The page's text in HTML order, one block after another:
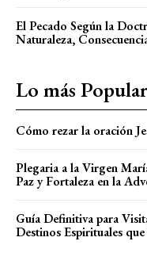
El Pecado Según la
Naturaleza,
Lo más Popular
Cómo rezar la oración
Plegaria a la Virgen
Paz y Fortaleza en la
Guía Definitiva para
Destinos Espirituales